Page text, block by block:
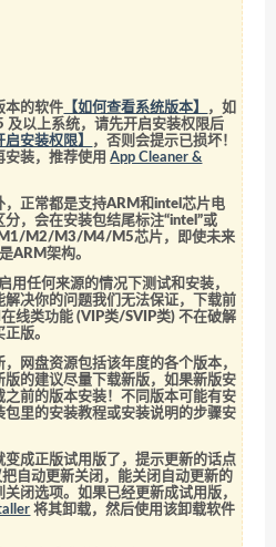
本的软件 【如何查看系统版本】
，如
及以上系统，请先开启安装权限后
启安装权限】
，否则会提示已损坏！
安装，推荐使用App Cleaner &
，正常都是支持ARM和intel芯片电
，会在安装包结尾标注“intel”或
M1/M2/M3/M4/M5芯片，即使未来
ARM架构。
用任何来源的情况下测试和安装，
决你的问题我们无法保证，下载前
线类功能 (VIP类/SVIP类) 不在破解
版。
网盘资源包括该年度的各个版本，
的建议尽量下载新版，如果新版安
前的版本安装！不同版本可能有安
里的安装教程或安装说明的步骤安
成正版试用版了，提示更新的话点
自动更新关闭，能关闭自动更新的
闭选项。如果已经更新成试用版，
将其卸载，然后使用该卸载软件